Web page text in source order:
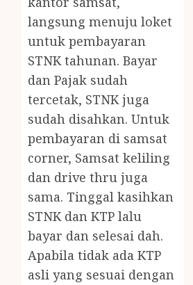
langsung menuju loket
untuk pembayaran
STNK tahunan. Bayar
dan Pajak sudah
tercetak, STNK juga
sudah disahkan. Untuk
pembayaran di samsat
corner, Samsat keliling
dan drive thru juga
sama. Tinggal kasihkan
STNK dan KTP lalu
bayar dan selesai dah.
Apabila tidak ada KTP
asli yang sesuai dengan